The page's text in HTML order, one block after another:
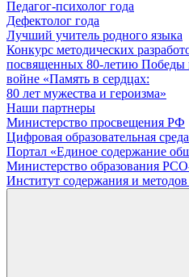
Педагог-психолог года
Дефектолог года
Лучший учитель родного языка
Конкурс методических
посвященных 80-летию Победы
войне «Память в сердцах:
80 лет мужества и героизма»
Наши партнеры
Министерство просвещения РФ
Цифровая образовательная
Портал «Единое содержание
Министерство образования
Институт содержания и